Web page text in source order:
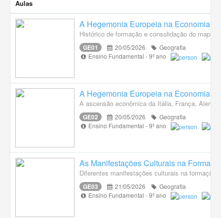
Aulas
A Hegemonia Europeia na Economia,
Histórico de formação e consolidação do mapa
GE01 20/05/2026
Geografia
Ensino Fundamental - 9º ano
A Hegemonia Europeia na Economia,
A ascensão econômica da Itália, França,
GE02 20/05/2026
Geografia
Ensino Fundamental - 9º ano
As Manifestações Culturais na
Diferentes manifestações culturais na formação
GE03 21/05/2026
Geografia
Ensino Fundamental - 9º ano